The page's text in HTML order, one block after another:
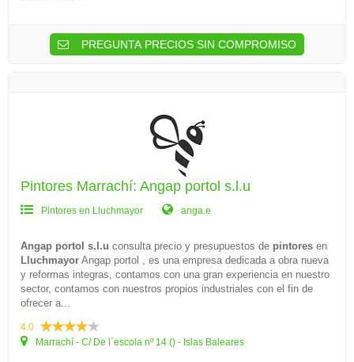
PREGUNTA PRECIOS SIN COMPROMISO
Pintores Marrachí: Angap portol s.l.u
Pintores en Lluchmayor anga.e
Angap portol s.l.u consulta precio y presupuestos de pintores en
Lluchmayor Angap portol , es una empresa dedicada a obra nueva
y reformas integras, contamos con una gran experiencia en nuestro
sector, contamos con nuestros propios industriales con el fin de
ofrecer a...
4.0
Marrachí - C/ De l`escola nº 14 () - Islas Baleares